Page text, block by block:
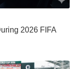
2026 FIFA